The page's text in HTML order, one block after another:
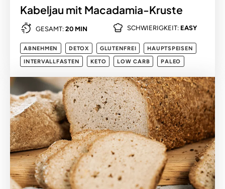
Kabeljau mit Macadamia-Kruste
GESAMT: 20 MIN SCHWIERIGKEIT: EASY
ABNEHMEN DETOX GLUTENFREI
HAUPTSPEISEN
INTERVALLFASTEN
KETO LOW CARB PALEO